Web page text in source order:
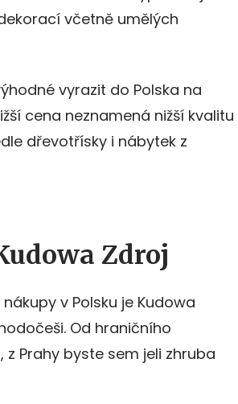
včetně umělých
vyrazit do Polska na
cena neznamená nižší kvalitu
dřevotřísky i nábytek z
Zdroj
v Polsku je Kudowa
Od hraničního
Prahy byste sem jeli zhruba